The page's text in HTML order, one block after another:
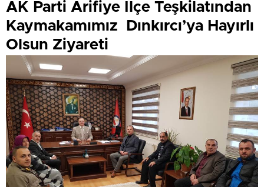
AK Parti Arifiye İlçe Teşkilatından
Kaymakamımız Dınkırcı’ya Hayırlı
Olsun Ziyareti